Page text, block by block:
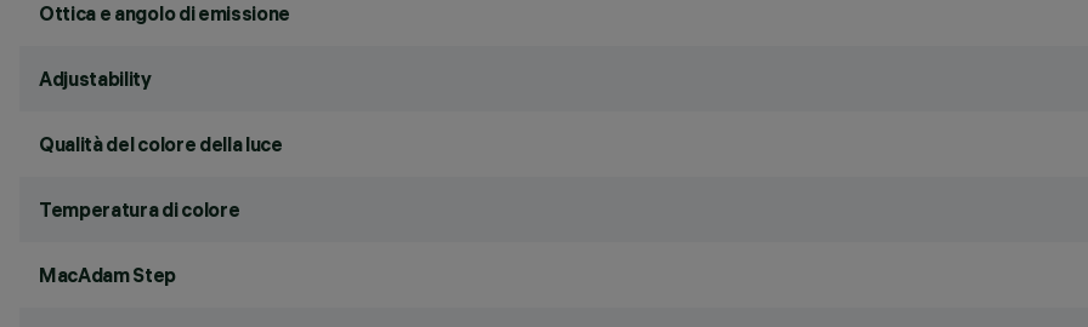
Ottica e angolo di emissione
Adjustability
Qualità del colore della luce
Temperatura di colore
MacAdam Step